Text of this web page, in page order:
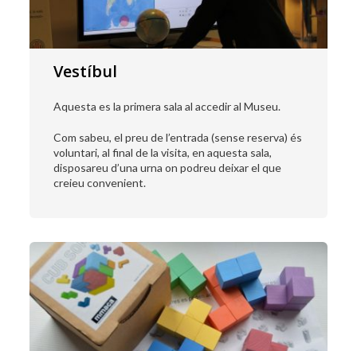
Vestíbul
Aquesta es la primera sala al accedir al Museu.
Com sabeu, el preu de l’entrada (sense reserva) és
voluntari, al final de la visita, en aquesta sala,
disposareu d’una urna on podreu deixar el que
creieu convenient.